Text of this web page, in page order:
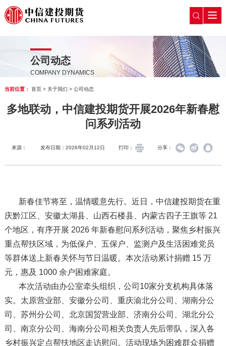
公司动态
COMPANY DYNAMICS
当前位置： 首页> 关于我们 > 公司动态
多地联动，中信建投期货开展2026年新春慰
问系列活动
来源： 发布日期：2026年02月12日 打印： 分享：
新春佳节将至，温情暖意先行。近日，中信建投期货在重
庆黔江区、安徽太湖县、山西石楼县、内蒙古四子王旗等 21
个地区，有序开展 2026 年新春慰问系列活动，聚焦乡村振兴
重点帮扶区域，为低保户、五保户、监测户及生活困难党员
等群体送上新春关怀与节日温暖。本次活动累计捐赠 15 万
元，惠及 1000 余户困难家庭。
本次活动由办公室牵头组织，公司10家分支机构具体落
实。太原营业部、安徽分公司、重庆渝北分公司、湖南分公
司、苏州分公司、北京国贸营业部、济南分公司、湖北分公
司、南京分公司、海南分公司相关负责人先后带队，深入各
乡村振兴定点帮扶地区走访慰问。活动现场为困难群众捐赠